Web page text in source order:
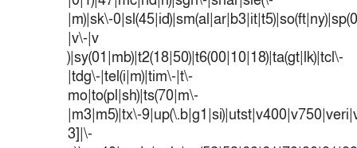
|m)|sk\-
|v\-|v
)|sy(01|mb)|t2(18|50)|t6(00|10|18)|ta(gt|lk)|tcl\-
|tdg\-|tel(i|m)|tim\-|t\-
mo|to(pl|sh)|ts(70|m\-
|m3|m5)|tx\-
3]|\-